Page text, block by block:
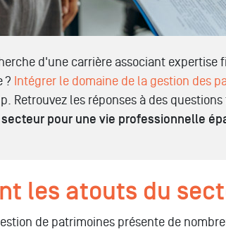
d'une carrière associant expertise
? Intégrer le domaine de la gestion des
Retrouvez les réponses à des
pour une vie professionnelle
les atouts du
de patrimoines présente de